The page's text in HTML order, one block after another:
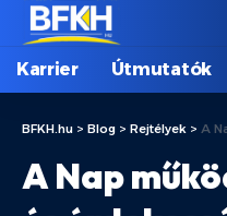
Karrier Útmutatók
BFKH.hu > Blog > Rejtélyek > A
A Nap